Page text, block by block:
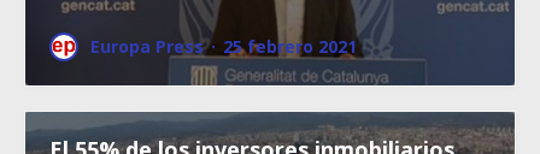
Europa Press · 25 febrero 2021